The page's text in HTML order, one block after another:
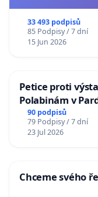
33 493 podpisů
85 Podpisy / 7 dní
15 Jun 2026
Petice proti
Polabinám v
90 podpisů
79 Podpisy / 7 dní
23 Jul 2026
Chceme svého